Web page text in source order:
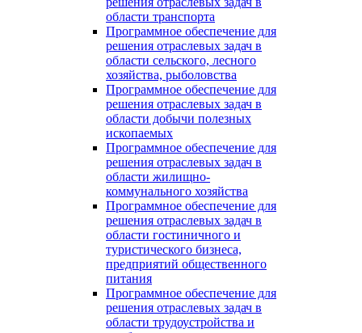
области транспорта
Программное обеспечение для
решения отраслевых задач в
области сельского, лесного
хозяйства, рыболовства
Программное обеспечение для
решения отраслевых задач в
области добычи полезных
ископаемых
Программное обеспечение для
решения отраслевых задач в
области жилищно-
коммунального хозяйства
Программное обеспечение для
решения отраслевых задач в
области гостиничного и
туристического бизнеса,
предприятий общественного
питания
Программное обеспечение для
решения отраслевых задач в
области трудоустройства и